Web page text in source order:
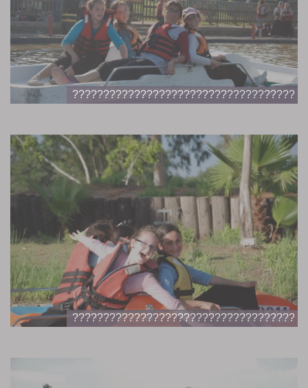
????????????????????????????????????
????????????????????????????????????